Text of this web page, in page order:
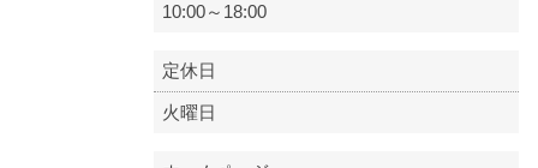
10:00～18:00
定休日
火曜日